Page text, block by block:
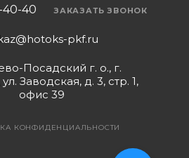
40-40 ЗАКАЗАТЬ ЗВОНОК
pkf.ru
Посадский г. о., г.
Заводская, д. 3, стр. 1,
офис 39
КОНФИДЕНЦИАЛЬНОСТИ